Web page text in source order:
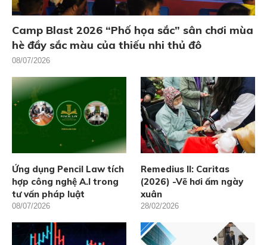
Camp Blast 2026 “Phố họa sắc” sân chơi mùa
hè đầy sắc màu của thiếu nhi thủ đô
08/07/2026
Ứng dụng Pencil Law tích
hợp công nghệ A.I trong
tư vấn pháp luật
08/07/2026
Remedius II: Caritas
(2026) -Vẽ hơi ấm ngày
xuân
28/02/2026